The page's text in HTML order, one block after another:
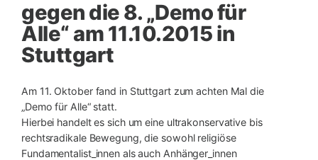
gegen die 8. „Demo für
Alle“ am 11.10.2015 in
Stuttgart
Am 11. Oktober fand in Stuttgart zum achten Mal die
„Demo für Alle“ statt.
Hierbei handelt es sich um eine ultrakonservative bis
rechtsradikale Bewegung, die sowohl religiöse
Fundamentalist_innen als auch Anhänger_innen